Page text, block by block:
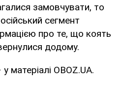
замовчувати, то
сегмент
про те, що коять
додому.
матеріалі OBOZ.UA.